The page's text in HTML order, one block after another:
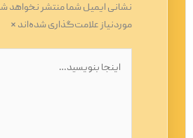
نشانی ایمیل شما منتشر نخواهد شد.
موردنیاز علامت‌گذاری شده‌اند*
بنویسید…